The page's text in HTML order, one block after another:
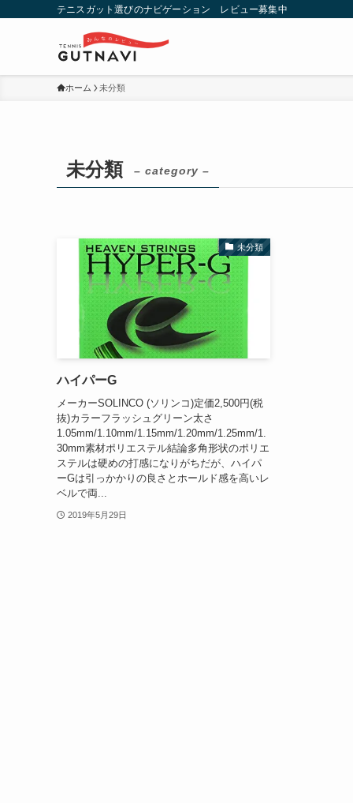
テニスガット選びのナビゲーション レビュー募集中
ホーム 未分類
未分類 – category –
未分類
ハイパーG
メーカーSOLINCO (ソリンコ)定価2,500円(税
抜)カラーフラッシュグリーン太さ
1.05mm/1.10mm/1.15mm/1.20mm/1.25mm/1.
30mm素材ポリエステル結論多角形状のポリエ
ステルは硬めの打感になりがちだが、ハイパ
ーGは引っかかりの良さとホールド感を高いレ
ベルで両...
2019年5月29日